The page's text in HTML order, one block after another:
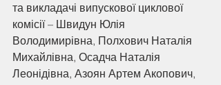
та викладачі випускової циклової
комісії – Швидун Юлія
Володимирівна, Полхович Наталія
Михайлівна, Осадча Наталія
Леонідівна, Азоян Артем Акопович,